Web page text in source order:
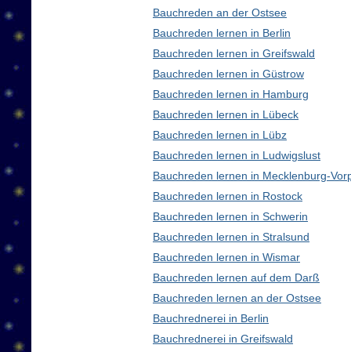
Bauchreden an der Ostsee
Bauchreden lernen in Berlin
Bauchreden lernen in Greifswald
Bauchreden lernen in Güstrow
Bauchreden lernen in Hamburg
Bauchreden lernen in Lübeck
Bauchreden lernen in Lübz
Bauchreden lernen in Ludwigslust
Bauchreden lernen in Mecklenburg-
Bauchreden lernen in Rostock
Bauchreden lernen in Schwerin
Bauchreden lernen in Stralsund
Bauchreden lernen in Wismar
Bauchreden lernen auf dem Darß
Bauchreden lernen an der Ostsee
Bauchrednerei in Berlin
Bauchrednerei in Greifswald